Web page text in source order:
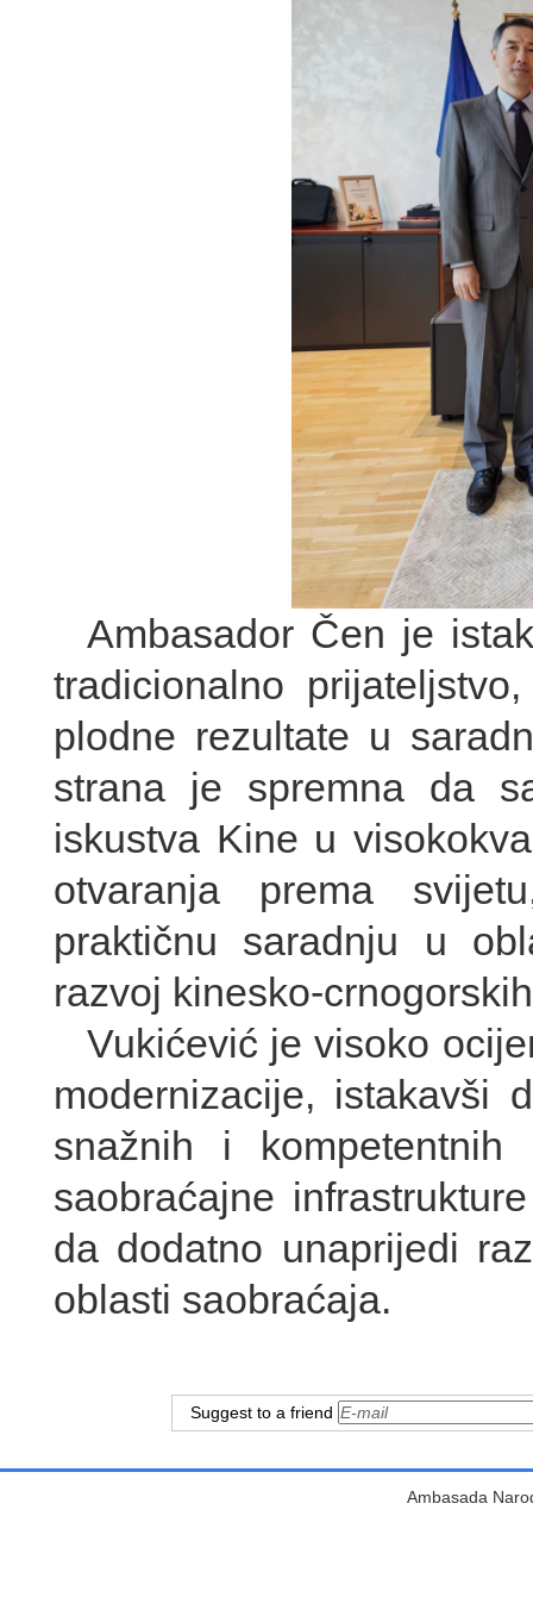
Ambasador Čen je
tradicionalno
plodne rezultate u
strana je spremna da
iskustva Kine u
otvaranja prema
praktičnu saradnju u
razvoj kinesko-
Vukićević je visoko
modernizacije, istakavši
snažnih i
saobraćajne
da dodatno unaprijedi
oblasti saobraćaja.
Suggest to a friend
Ambasada